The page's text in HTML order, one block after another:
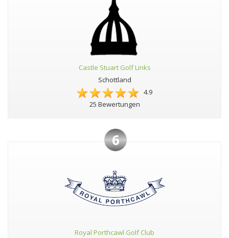
Castle Stuart Golf Links
Schottland
4.9
25 Bewertungen
6
Royal Porthcawl Golf Club